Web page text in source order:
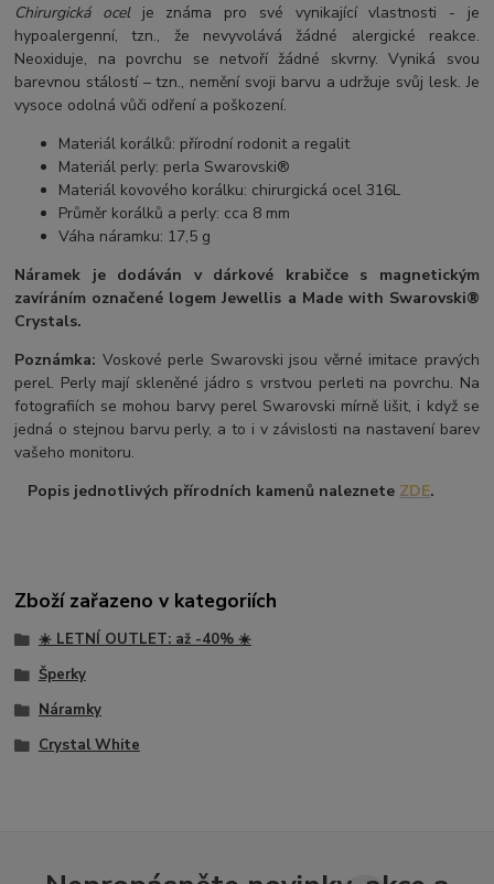
Chirurgická ocelje známa pro své vynikající vlastnosti - je
hypoalergenní, tzn., že nevyvolává žádné alergické reakce.
Neoxiduje, na povrchu se netvoří žádné skvrny. Vyniká svou
barevnou stálostí – tzn., nemění svoji barvu a udržuje svůj lesk. Je
vysoce odolná vůči odření a poškození.
Materiál korálků: přírodní rodonit a regalit
Materiál perly: perla Swarovski®
Materiál kovového korálku: chirurgická ocel 316L
Průměr korálků a perly: cca 8 mm
Váha náramku: 17,5 g
Náramek je dodáván v dárkové krabičce s magnetickým
zavíráním označené logem Jewellis a Made with Swarovski®
Crystals.
Poznámka: Voskové perle Swarovski jsou věrné imitace pravých
perel. Perly mají skleněné jádro s vrstvou perleti na povrchu. Na
fotografiích se mohou barvy perel Swarovski mírně lišit, i když se
jedná o stejnou barvu perly, a to i v závislosti na nastavení barev
vašeho monitoru.
Popis jednotlivých přírodních kamenů naleznete ZDE.
Zboží zařazeno v kategoriích
☀️ LETNÍ OUTLET: až -40% ☀️
Šperky
Náramky
Crystal White